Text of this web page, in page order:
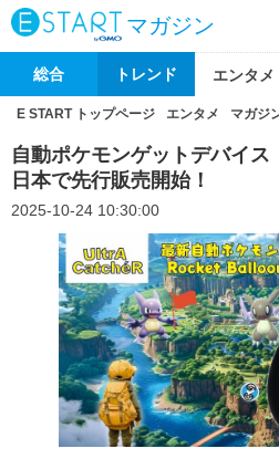
マガジン
総合 トレンド エンタメ
E START トップページ エンタメ マガジ
自動ポケモンゲットデバイ
日本で先行販売開始！
2025-10-24 10:30:00